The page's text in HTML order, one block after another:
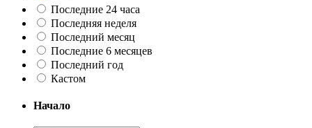
Последние 24 часа
Последняя неделя
Последний месяц
Последние 6 месяцев
Последний год
Кастом
Начало